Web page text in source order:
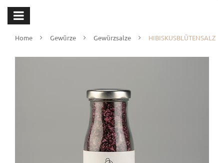
Home Gewürze Gewürzsalze HIBISKUSBLÜTENSALZ